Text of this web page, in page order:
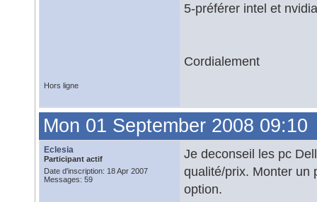
5-préférer intel et
Cordialement
Hors ligne
Mon 01 September 2008 09:10
Eclesia
Participant actif
Date d'inscription: 18 Apr 2007
Messages: 59
Je deconseil les pc
qualité/prix. Monter un
option.